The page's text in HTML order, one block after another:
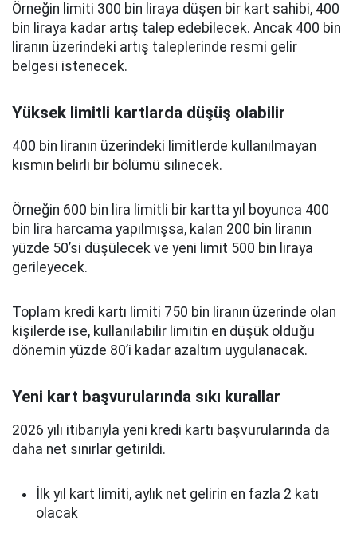
Örneğin limiti 300 bin liraya düşen bir kart sahibi, 400
bin liraya kadar artış talep edebilecek. Ancak 400 bin
liranın üzerindeki artış taleplerinde resmi gelir
belgesi istenecek.
Yüksek limitli kartlarda düşüş olabilir
400 bin liranın üzerindeki limitlerde kullanılmayan
kısmın belirli bir bölümü silinecek.
Örneğin 600 bin lira limitli bir kartta yıl boyunca 400
bin lira harcama yapılmışsa, kalan 200 bin liranın
yüzde 50’si düşülecek ve yeni limit 500 bin liraya
gerileyecek.
Toplam kredi kartı limiti 750 bin liranın üzerinde olan
kişilerde ise, kullanılabilir limitin en düşük olduğu
dönemin yüzde 80’i kadar azaltım uygulanacak.
Yeni kart başvurularında sıkı kurallar
2026 yılı itibarıyla yeni kredi kartı başvurularında da
daha net sınırlar getirildi.
İlk yıl kart limiti, aylık net gelirin en fazla 2 katı
olacak